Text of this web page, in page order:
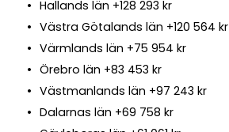
Hallands län +128 293 kr
Västra Götalands län +120 564 kr
Värmlands län +75 954 kr
Örebro län +83 453 kr
Västmanlands län +97 243 kr
Dalarnas län +69 758 kr